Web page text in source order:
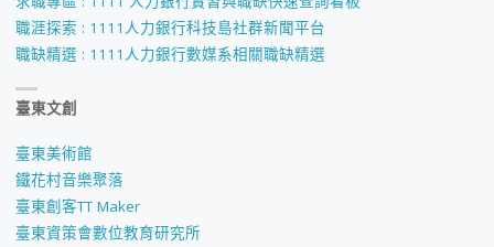
任
才
職涯探索 : 1111人力銀行科技島社群新聞平台
職缺精選 : 1111人力銀行數媒系相關職缺精選
臺東文創
臺東美術館
鐵花村音樂聚落
臺東創客TT Maker
臺東資策會數位教育研究所